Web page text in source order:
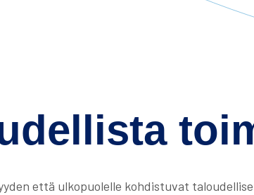
että ulkopuolelle kohdistuvat